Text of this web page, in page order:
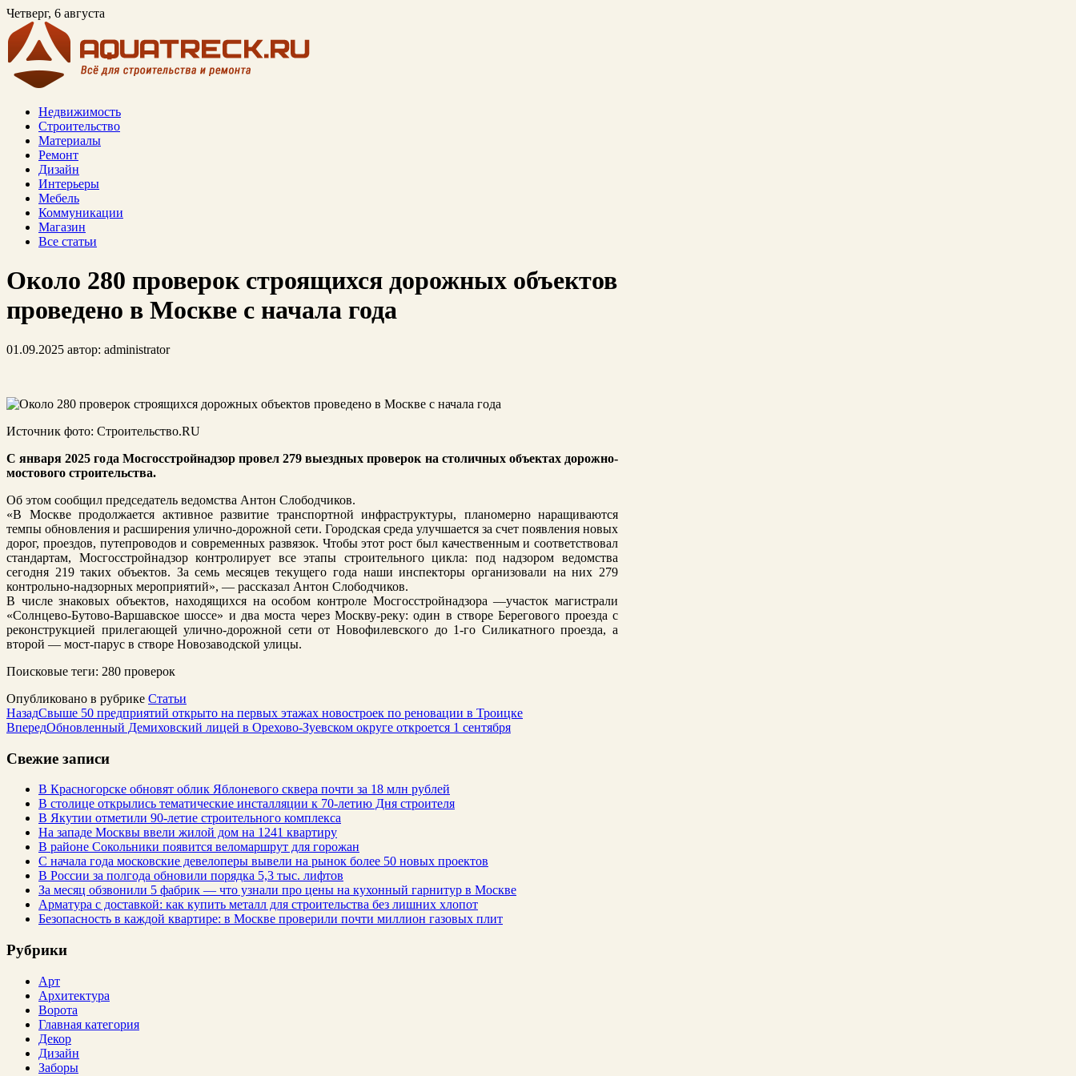
Четверг, 6 августа
Недвижимость
Строительство
Материалы
Ремонт
Дизайн
Интерьеры
Мебель
Коммуникации
Магазин
Все статьи
Около 280 проверок строящихся дорожных объектов
проведено в Москве с начала года
01.09.2025 автор: administrator
Источник фото: Строительство.RU
С января 2025 года Мосгосстройнадзор провел 279 выездных проверок на столичных объектах дорожно-
мостового строительства.
Об этом сообщил председатель ведомства Антон Слободчиков.
«В Москве продолжается активное развитие транспортной инфраструктуры, планомерно наращиваются
темпы обновления и расширения улично-дорожной сети. Городская среда улучшается за счет появления новых
дорог, проездов, путепроводов и современных развязок. Чтобы этот рост был качественным и соответствовал
стандартам, Мосгосстройнадзор контролирует все этапы строительного цикла: под надзором ведомства
сегодня 219 таких объектов. За семь месяцев текущего года наши инспекторы организовали на них 279
контрольно-надзорных мероприятий», — рассказал Антон Слободчиков.
В числе знаковых объектов, находящихся на особом контроле Мосгосстройнадзора —участок магистрали
«Солнцево-Бутово-Варшавское шоссе» и два моста через Москву-реку: один в створе Берегового проезда с
реконструкцией прилегающей улично-дорожной сети от Новофилевского до 1-го Силикатного проезда, а
второй — мост-парус в створе Новозаводской улицы.
Поисковые теги: 280 проверок
Опубликовано в рубрике Статьи
НазадСвыше 50 предприятий открыто на первых этажах новостроек по реновации в Троицке
ВпередОбновленный Демиховский лицей в Орехово-Зуевском округе откроется 1 сентября
Свежие записи
В Красногорске обновят облик Яблоневого сквера почти за 18 млн рублей
В столице открылись тематические инсталляции к 70-летию Дня строителя
В Якутии отметили 90-летие строительного комплекса
На западе Москвы ввели жилой дом на 1241 квартиру
В районе Сокольники появится веломаршрут для горожан
С начала года московские девелоперы вывели на рынок более 50 новых проектов
В России за полгода обновили порядка 5,3 тыс. лифтов
За месяц обзвонили 5 фабрик — что узнали про цены на кухонный гарнитур в Москве
Арматура с доставкой: как купить металл для строительства без лишних хлопот
Безопасность в каждой квартире: в Москве проверили почти миллион газовых плит
Рубрики
Арт
Архитектура
Ворота
Главная категория
Декор
Дизайн
Заборы